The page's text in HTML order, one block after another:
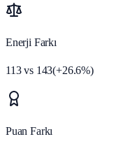
Enerji Farkı
113vs 143(+26.6%)
Puan Farkı